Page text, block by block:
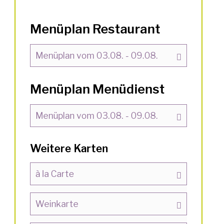
Menüplan Restaurant
Menüplan vom 03.08. - 09.08.
Menüplan Menüdienst
Menüplan vom 03.08. - 09.08.
Weitere Karten
à la Carte
Weinkarte